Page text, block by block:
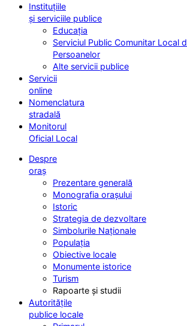
Instituțiile
și serviciile publice
Educația
Serviciul Public Comunitar Local
Persoanelor
Alte servicii publice
Servicii
online
Nomenclatura
stradală
Monitorul
Oficial Local
Despre
oraș
Prezentare generală
Monografia orașului
Istoric
Strategia de dezvoltare
Simbolurile Naționale
Populația
Obiective locale
Monumente istorice
Turism
Rapoarte și studii
Autoritățile
publice locale